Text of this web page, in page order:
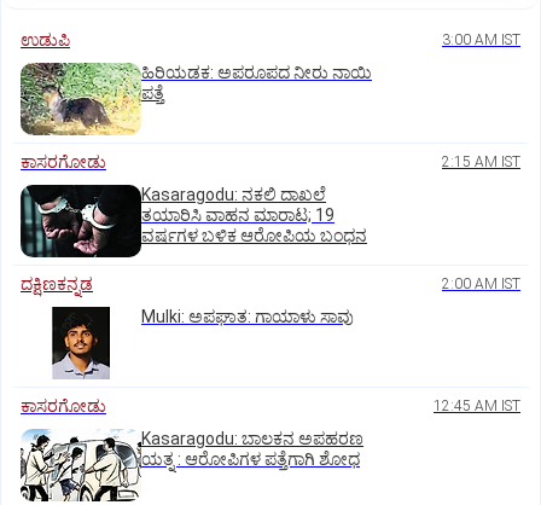
ಉಡುಪಿ 3:00 AM IST
ಹಿರಿಯಡಕ: ಅಪರೂಪದ ನೀರು ನಾಯಿ
ಪತ್ತೆ
ಕಾಸರಗೋಡು 2:15 AM IST
Kasaragodu: ನಕಲಿ ದಾಖಲೆ
ತಯಾರಿಸಿ ವಾಹನ ಮಾರಾಟ; 19
ವರ್ಷಗಳ ಬಳಿಕ ಆರೋಪಿಯ ಬಂಧನ
ದಕ್ಷಿಣಕನ್ನಡ 2:00 AM IST
Mulki: ಅಪಘಾತ: ಗಾಯಾಳು ಸಾವು
ಕಾಸರಗೋಡು 12:45 AM IST
Kasaragodu: ಬಾಲಕನ ಅಪಹರಣ
ಯತ್ನ : ಆರೋಪಿಗಳ ಪತ್ತೆಗಾಗಿ ಶೋಧ